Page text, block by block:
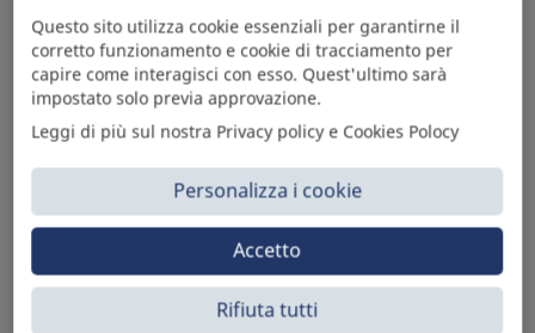
Sì Parts S.r.l. è leader nella distribuzione e vendita di
accessori per veicoli off-highway. Riconosciuto in tutto
il mondo per l’elevato standard qualitativo dei prodotti a
catalogo, attraverso la vendita B2B del ricco
Questo sito utilizza cookie essenziali per garantirne il
corretto funzionamento e cookie di tracciamento per
capire come interagisci con esso. Quest'ultimo sarà
impostato solo previa approvazione.
Leggi di più sul nostra Privacy policy e Cookies Polocy
Personalizza i cookie
Rifiuta tutti
Accetto